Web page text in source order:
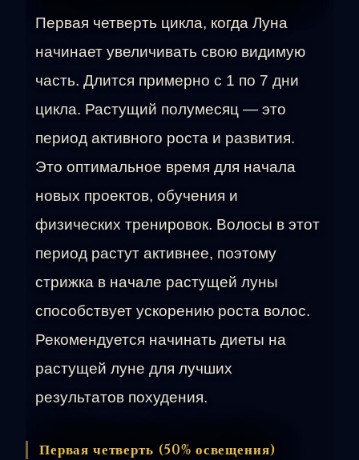
Первая четверть цикла, когда Луна
начинает увеличивать свою видимую
часть. Длится примерно с 1 по 7 дни
цикла. Растущий полумесяц — это
период активного роста и развития.
Это оптимальное время для начала
новых проектов, обучения и
физических тренировок. Волосы в этот
период растут активнее, поэтому
стрижка в начале растущей луны
способствует ускорению роста волос.
Рекомендуется начинать диеты на
растущей луне для лучших
результатов похудения.
Первая четверть (50% освещения)